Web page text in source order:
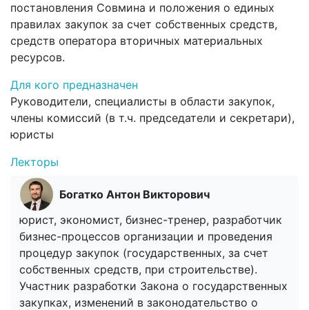
постановления Совмина и положения о единых
правилах закупок за счет собственных средств,
средств оператора вторичных материальных
ресурсов.
Для кого предназначен
Руководители, специалисты в области закупок,
члены комиссий (в т.ч. председатели и секретари),
юристы
Лекторы
Богатко Антон Викторович
юрист, экономист, бизнес-тренер, разработчик
бизнес-процессов организации и проведения
процедур закупок (государственных, за счет
собственных средств, при строительстве).
Участник разработки Закона о государственных
закупках, изменений в законодательство о